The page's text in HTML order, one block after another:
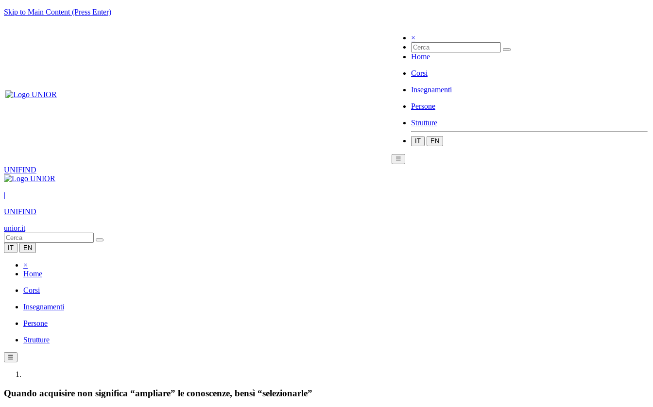
Skip to Main Content (Press Enter)
×
Home
Corsi
Insegnamenti
Persone
Strutture
IT EN
☰
UNIFIND
|
UNIFIND
unior.it
IT EN
×
Home
Corsi
Insegnamenti
Persone
Strutture
☰
Quando acquisire non significa “ampliare” le conoscenze, bensì “selezionarle”